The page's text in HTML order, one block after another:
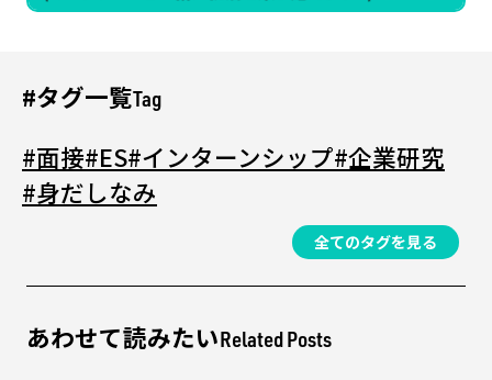
Tag
#タグ一覧
#面接#ES#インターンシップ#企業研究
#身だしなみ
全てのタグを見る
Related Posts
あわせて読みたい